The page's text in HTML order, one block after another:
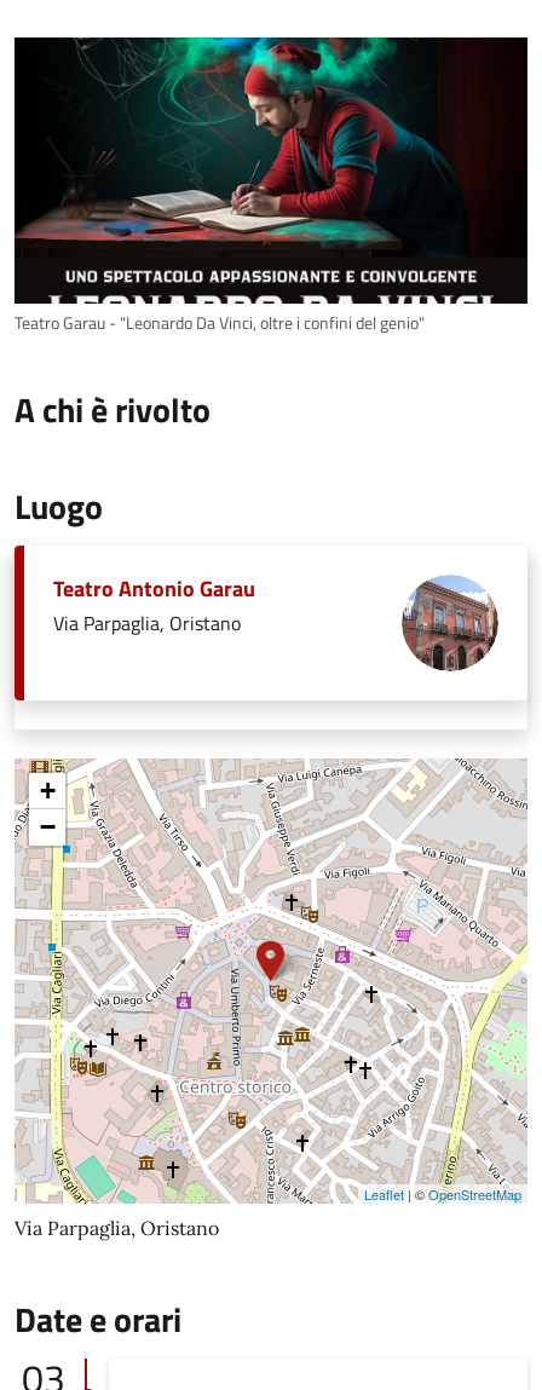
Teatro Garau - "Leonardo Da Vinci, oltre i confini del genio"
A chi è rivolto
Luogo
Teatro Antonio Garau
Via Parpaglia, Oristano
+
−
Leaflet| ©OpenStreetMap
Via Parpaglia, Oristano
Date e orari
03